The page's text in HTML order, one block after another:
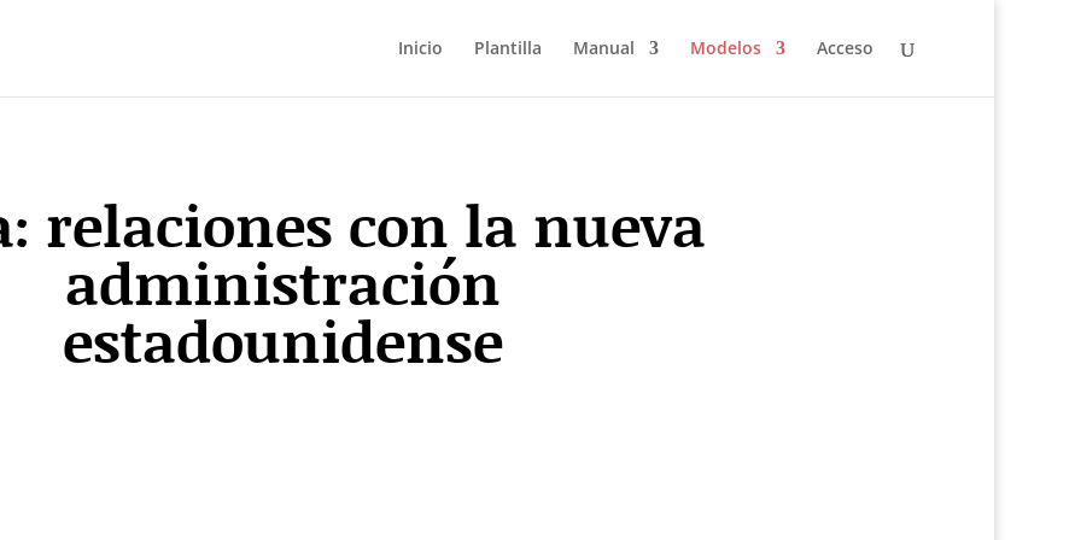
Inicio Plantilla Manual Modelos Acceso
relaciones con la nueva
administración
estadounidense